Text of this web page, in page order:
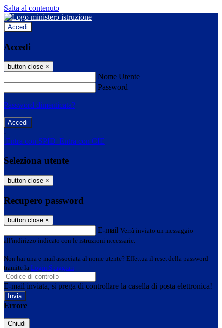
Salta al contenuto
Accedi
Accedi
button close ×
Nome Utente
Password
Password dimenticata?
-
Entra con SPID Entra con CIE
Seleziona utente
button close ×
Recupero password
button close ×
E-mail Verrà inviato un messaggio
all'indirizzo indicato con le istruzioni necessarie.
Non hai una e-mail associata al nome utente? Effettua il reset della password
tramite la Login Spaggiari
E-mail inviata, si prega di controllare la casella di posta elettronica!
Errore
Chiudi